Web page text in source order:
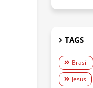
TAGS
Brasil
Jesus